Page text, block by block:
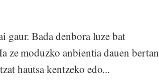
gaur. Bada denbora luze bat
ze moduzko anbientia dauen bertan
hautsa kentzeko edo...